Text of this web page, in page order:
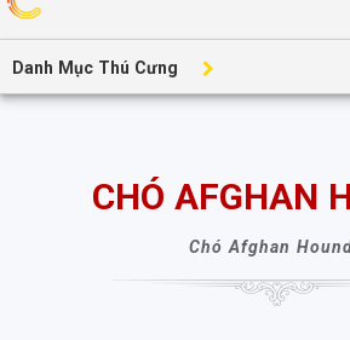
Danh Mục Thú Cưng
CHÓ AFGHAN
Chó Afghan